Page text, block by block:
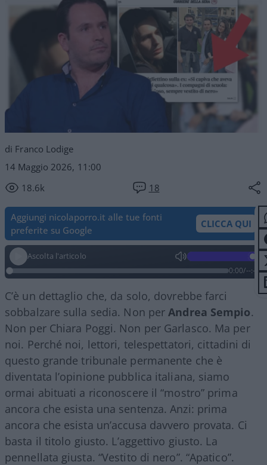
di Franco Lodige
14 Maggio 2026, 11:00
18.6k
18
Aggiungi nicolaporro.it alle tue fonti
preferite su Google
CLICCA QUI
Ascolta l'articolo
0:00/--:--
C’è un dettaglio che, da solo, dovrebbe farci
sobbalzare sulla sedia. Non per Andrea Sempio.
Non per Chiara Poggi. Non per Garlasco. Ma per
noi. Perché noi, lettori, telespettatori, cittadini di
questo grande tribunale permanente che è
diventata l’opinione pubblica italiana, siamo
ormai abituati a riconoscere il “mostro” prima
ancora che esista una sentenza. Anzi: prima
ancora che esista un’accusa davvero provata. Ci
basta il titolo giusto. L’aggettivo giusto. La
pennellata giusta. “Vestito di nero”. “Apatico”.